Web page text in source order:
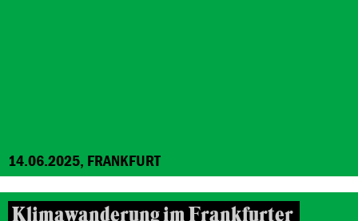
14.06.2025, FRANKFURT
Klimawanderung im Frankfurter